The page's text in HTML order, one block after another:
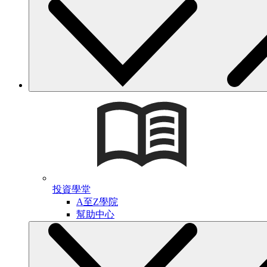
投資學堂
A至Z學院
幫助中心